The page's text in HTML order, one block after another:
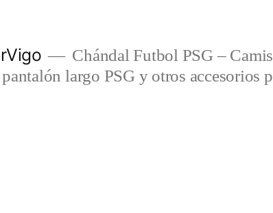
Chándal Futbol PSG –
largo PSG y otros accesorios